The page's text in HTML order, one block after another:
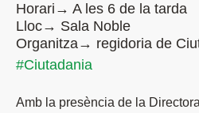
Horari→ A les 6 de la tarda
Lloc→ Sala Noble
Organitza→ regidoria de
#Ciutadania
Amb la presència de la